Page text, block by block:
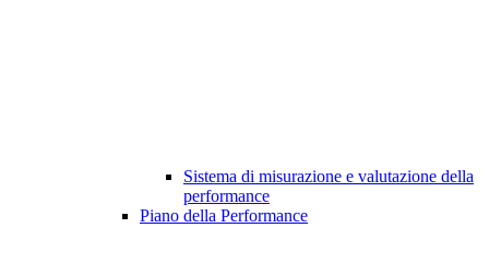
Sistema di misurazione e valutazione della
performance
Piano della Performance